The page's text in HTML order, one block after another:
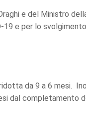
e del Ministro
19 e per lo
da 9 a 6 mesi.
dal completamento